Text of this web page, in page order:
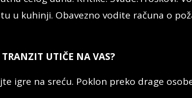
u kuhinji. Obavezno vodite računa o
TRANZIT UTIČE NA VAS?
igre na sreću. Poklon preko drage